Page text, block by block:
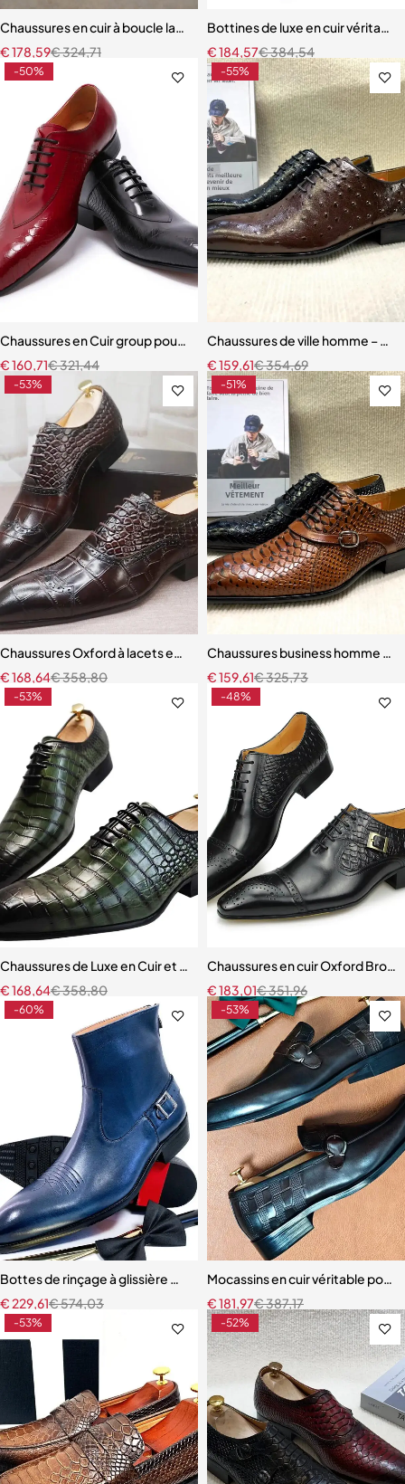
Chaussures en cuir à boucle latérale pour hommes chaussures
€324,71
€178,59
Bottines de luxe en cuir
€384,54
€184,57
-50%
Chaussures en Cuir group pour Homme, Imprimés de Peau
€321,44
€160,71
-55%
Chaussures de ville homme –
€354,69
€159,61
-53%
Chaussures Oxford à lacets en cuir pour hommes
€358,80
€168,64
-51%
Chaussures business homme –
€325,73
€159,61
-53%
Chaussures de Luxe en Cuir et Dentelle pour Homme
€358,80
€168,64
-48%
Chaussures en cuir Oxford
€351,96
€183,01
-60%
Bottes de rinçage à glissière mi-mollet pour hommes
€574,03
€229,61
-53%
Mocassins en cuir véritable pour
€387,17
€181,97
-53% -52%